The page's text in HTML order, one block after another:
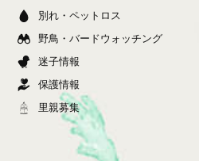
別れ・ペットロス
野鳥・バードウォッチング
迷子情報
保護情報
里親募集